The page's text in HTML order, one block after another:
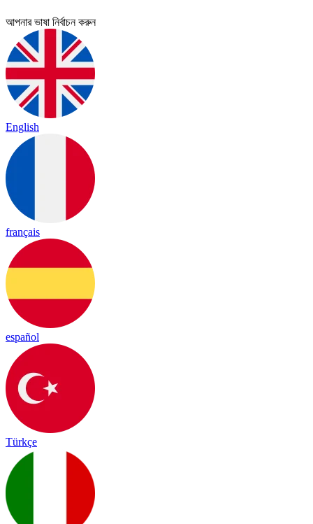
আপনার ভাষা নির্বাচন করুন
English
français
español
Türkçe